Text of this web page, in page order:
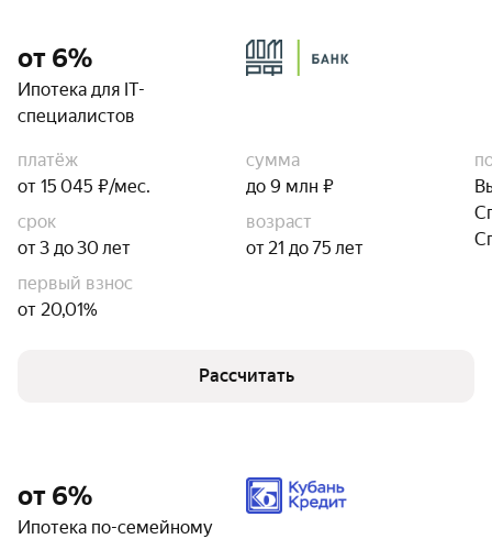
от 6%
Ипотека для IT-
специалистов
платёж
от 15 045 ₽/мес.
сумма
до 9 млн ₽
срок
от 3 до 30 лет
возраст
от 21 до 75 лет
первый взнос
от 20,01%
Рассчитать
от 6%
Ипотека по-семейному